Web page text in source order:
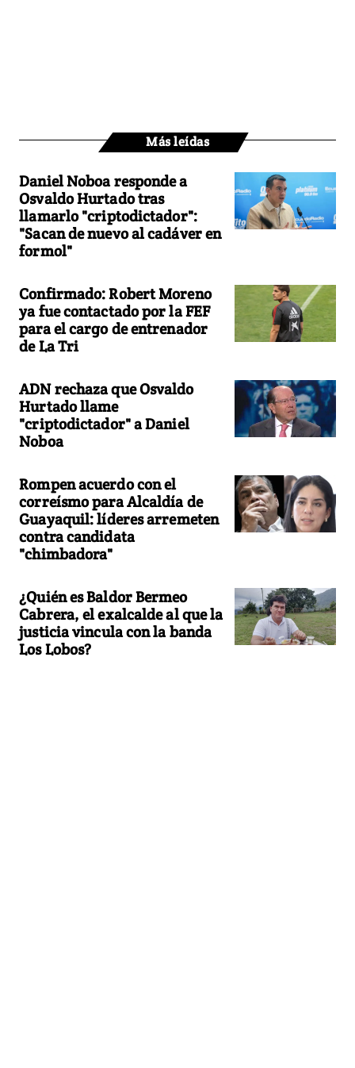
Más leídas
Daniel Noboa responde a
Osvaldo Hurtado tras
llamarlo "criptodictador":
"Sacan de nuevo al cadáver en
formol"
Confirmado: Robert Moreno
ya fue contactado por la FEF
para el cargo de entrenador
de La Tri
ADN rechaza que Osvaldo
Hurtado llame
"criptodictador" a Daniel
Noboa
Rompen acuerdo con el
correísmo para Alcaldía de
Guayaquil: líderes arremeten
contra candidata
"chimbadora"
¿Quién es Baldor Bermeo
Cabrera, el exalcalde al que la
justicia vincula con la banda
Los Lobos?